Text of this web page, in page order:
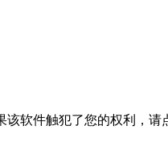
该软件触犯了您的权利，请